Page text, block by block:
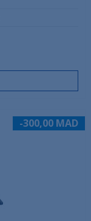
-300,00 MAD